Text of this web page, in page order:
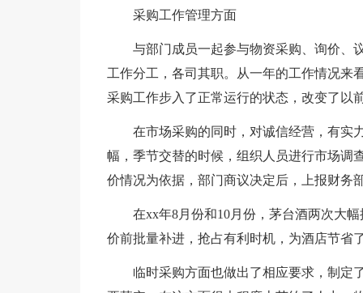
采购工作管理方面
与部门成员一起参与物资采购、询价、
工作分工，各司其职。从一年的工作情况来
采购工作步入了正常运行的状态，改变了以
在市场采购的同时，对诚信经营，有实
幅，季节交替的时候，组织人员进行市场调
价情况为依据，部门商议决定后，上报财务
在xx年8月份和10月份，茅台酒两次大
价前批量补进，抢占有利时机，为酒店节省
临时采购方面也做出了相应要求，制定